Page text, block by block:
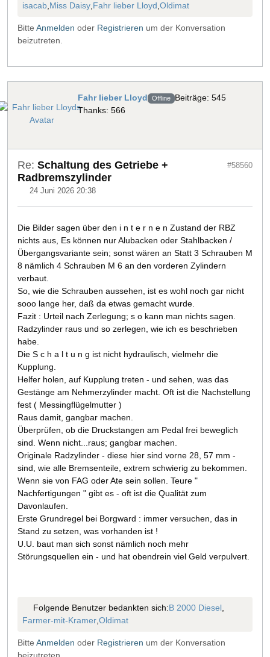
isacab,Miss Daisy,Fahr lieber Lloyd,Oldimat
Bitte Anmelden oder Registrieren um der Konversation
beizutreten.
Fahr lieber Lloyd Offline Beiträge: 545
Thanks: 566
Re: Schaltung des Getriebe +
Radbremszylinder
24 Juni 2026 20:38
#58560
Die Bilder sagen über den i n t e r n e n Zustand der RBZ
nichts aus, Es können nur Alubacken oder Stahlbacken /
Übergangsvariante sein; sonst wären an Statt 3 Schrauben M
8 nämlich 4 Schrauben M 6 an den vorderen Zylindern
verbaut.
So, wie die Schrauben aussehen, ist es wohl noch gar nicht
sooo lange her, daß da etwas gemacht wurde.
Fazit : Urteil nach Zerlegung; s o kann man nichts sagen.
Radzylinder raus und so zerlegen, wie ich es beschrieben
habe.
Die S c h a l t u n g ist nicht hydraulisch, vielmehr die
Kupplung.
Helfer holen, auf Kupplung treten - und sehen, was das
Gestänge am Nehmerzylinder macht. Oft ist die Nachstellung
fest ( Messingflügelmutter )
Raus damit, gangbar machen.
Überprüfen, ob die Druckstangen am Pedal frei beweglich
sind. Wenn nicht...raus; gangbar machen.
Originale Radzylinder - diese hier sind vorne 28, 57 mm -
sind, wie alle Bremsenteile, extrem schwierig zu bekommen.
Wenn sie von FAG oder Ate sein sollen. Teure "
Nachfertigungen " gibt es - oft ist die Qualität zum
Davonlaufen.
Erste Grundregel bei Borgward : immer versuchen, das in
Stand zu setzen, was vorhanden ist !
U.U. baut man sich sonst nämlich noch mehr
Störungsquellen ein - und hat obendrein viel Geld verpulvert.
Folgende Benutzer bedankten sich:B 2000 Diesel,
Farmer-mit-Kramer,Oldimat
Bitte Anmelden oder Registrieren um der Konversation